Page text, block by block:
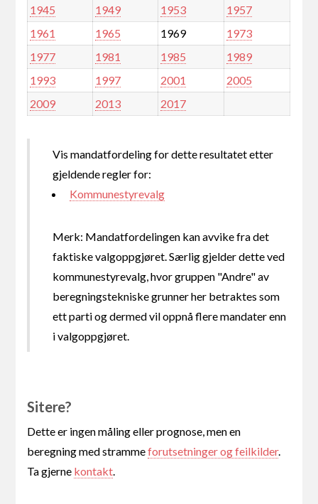
1945 1949 1953
1957
1961
1965 1969
1973
1977
1981 1985
1989
1993
1997 2001
2005
2009
2013 2017
Vis mandatfordeling for dette resultatet etter
gjeldende regler for:
Kommunestyrevalg
Merk: Mandatfordelingen kan avvike fra det
faktiske valgoppgjøret. Særlig gjelder dette ved
kommunestyrevalg, hvor gruppen "Andre" av
beregningstekniske grunner her betraktes som
ett parti og dermed vil oppnå flere mandater enn
i valgoppgjøret.
Sitere?
Dette er ingen måling eller prognose, men en
beregning med strammeforutsetninger og feilkilder.
Ta gjerne kontakt.